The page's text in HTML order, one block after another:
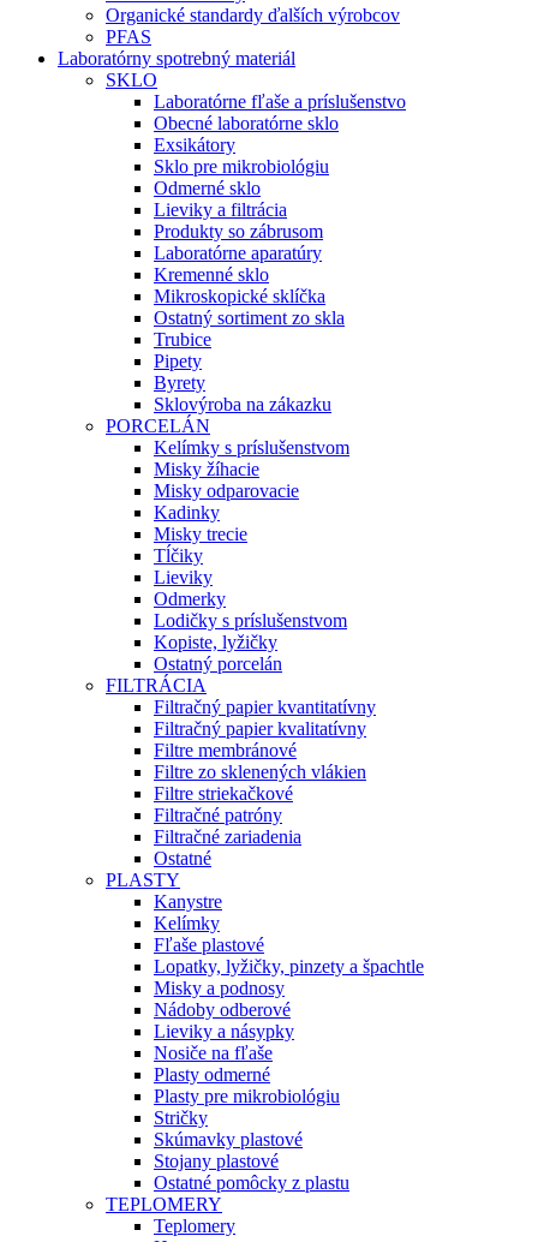
Organické standardy ďalších výrobcov
PFAS
Laboratórny spotrebný materiál
SKLO
Laboratórne fľaše a príslušenstvo
Obecné laboratórne sklo
Exsikátory
Sklo pre mikrobiológiu
Odmerné sklo
Lieviky a filtrácia
Produkty so zábrusom
Laboratórne aparatúry
Kremenné sklo
Mikroskopické sklíčka
Ostatný sortiment zo skla
Trubice
Pipety
Byrety
Sklovýroba na zákazku
PORCELÁN
Kelímky s príslušenstvom
Misky žíhacie
Misky odparovacie
Kadinky
Misky trecie
Tĺčiky
Lieviky
Odmerky
Lodičky s príslušenstvom
Kopiste, lyžičky
Ostatný porcelán
FILTRÁCIA
Filtračný papier kvantitatívny
Filtračný papier kvalitatívny
Filtre membránové
Filtre zo sklenených vlákien
Filtre striekačkové
Filtračné patróny
Filtračné zariadenia
Ostatné
PLASTY
Kanystre
Kelímky
Fľaše plastové
Lopatky, lyžičky, pinzety a špachtle
Misky a podnosy
Nádoby odberové
Lieviky a násypky
Nosiče na fľaše
Plasty odmerné
Plasty pre mikrobiológiu
Stričky
Skúmavky plastové
Stojany plastové
Ostatné pomôcky z plastu
TEPLOMERY
Teplomery